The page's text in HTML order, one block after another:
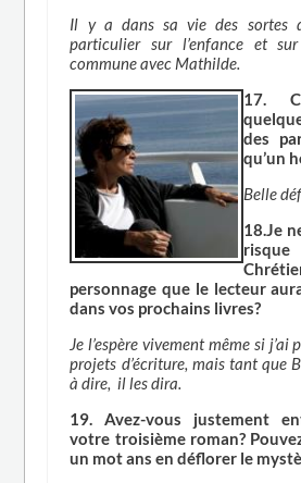
Il y a dans sa vie des sortes
particulier sur l’enfance et
commune avec Mathilde.
17.
des
qu’un
Belle
18.Je
personnage que le lecteur
dans vos prochains livres?
Je l’espère vivement même si j’ai
projets d’écriture, mais tant que
à dire, il les dira.
19. Avez-vous justement
votre troisième roman?
un mot ans en déflorer le